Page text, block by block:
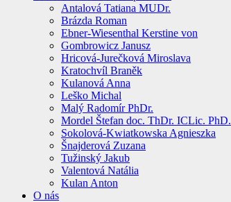
Antalová Tatiana MUDr.
Brázda Roman
Ebner-Wiesenthal Kerstine von
Gombrowicz Janusz
Hricová-Jurečková Miroslava
Kratochvíl Braněk
Kulanová Anna
Leško Michal
Malý Radomír PhDr.
Mordel Štefan doc. ThDr. ICLic. PhD.
Sokolová-Kwiatkowska Agnieszka
Šnajderová Zuzana
Tužinský Jakub
Valentová Natália
Kulan Anton
O nás